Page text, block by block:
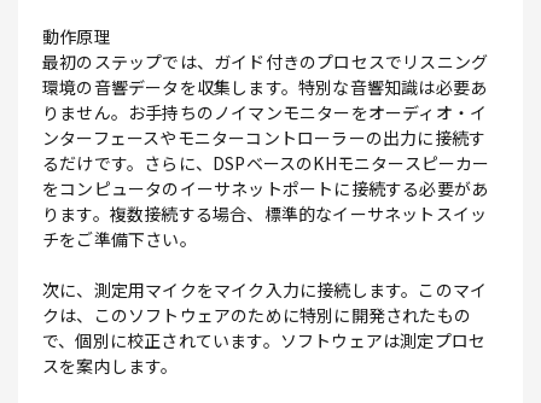
動作原理
最初のステップでは、ガイド付きのプロセスでリスニング
環境の音響データを収集します。特別な音響知識は必要あ
りません。お手持ちのノイマンモニターをオーディオ・イ
ンターフェースやモニターコントローラーの出力に接続す
るだけです。さらに、DSPベースのKHモニタースピーカー
をコンピュータのイーサネットポートに接続する必要があ
ります。複数接続する場合、標準的なイーサネットスイッ
チをご準備下さい。
次に、測定用マイクをマイク入力に接続します。このマイ
クは、このソフトウェアのために特別に開発されたもの
で、個別に校正されています。ソフトウェアは測定プロセ
スを案内します。